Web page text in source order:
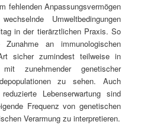
fehlenden Anpassungsvermögen
Umweltbedingungen
in der tierärztlichen Praxis. So
an immunologischen
sicher zumindest teilweise in
zunehmender genetischer
zu sehen. Auch
Lebenserwartung sind
Frequenz von genetischen
Verarmung zu interpretieren.